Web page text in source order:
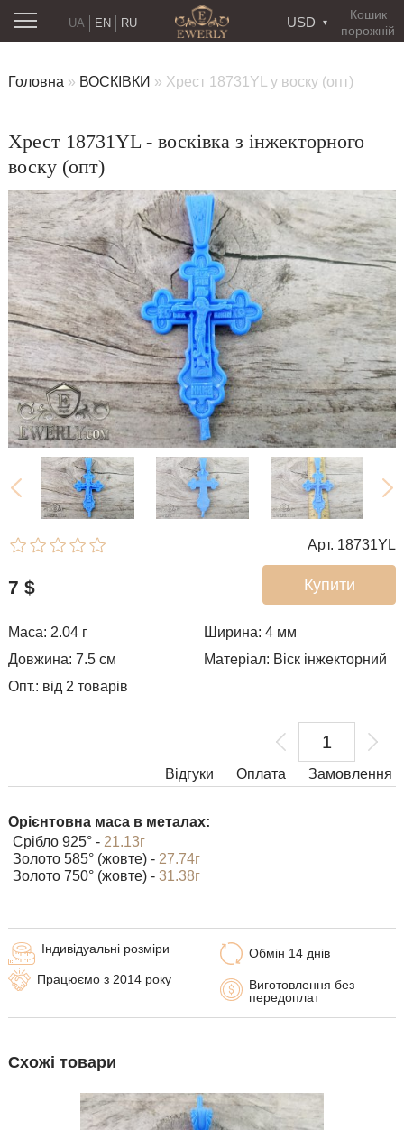
Кошик
порожній
USD
RU
UA EN
Головна » ВОСКІВКИ » Хрест 18731YL у воску (опт)
Хрест 18731YL - восківка з інжекторного
воску (опт)
Арт. 18731YL
Купити
7 $
Маса: 2.04 г Ширина: 4 мм
Довжина: 7.5 см
Матеріал: Віск інжекторний
Опт.: від 2 товарів
Відгуки Замовлення
Оплата
Орієнтовна маса в металах:
Срібло 925° - 21.13г
Золото 585° (жовте) - 27.74г
Золото 750° (жовте) - 31.38г
Обмін 14 днів
Виготовлення без
передоплат
Індивідуальні розміри
Працюємо з 2014 року
Схожі товари